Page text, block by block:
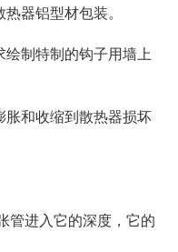
热器铝型材包装。
绘制特制的钩子用墙上
胀和收缩到散热器损坏
管进入它的深度，它的